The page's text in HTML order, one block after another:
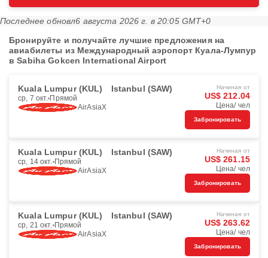
Последнее обновл6 августа 2026 г. в 20:05 GMT+0
Бронируйте и получайте лучшие предложения на
авиабилеты из Международный аэропорт Куала-Лумпур
в Sabiha Gokcen International Airport
Kuala Lumpur (KUL) Istanbul (SAW)
ср, 7 окт. Прямой
AirAsiaX
Начиная от
US$ 212.04
Цена/ чел
Забронировать
Kuala Lumpur (KUL) Istanbul (SAW)
ср, 14 окт. Прямой
AirAsiaX
Начиная от
US$ 261.15
Цена/ чел
Забронировать
Kuala Lumpur (KUL) Istanbul (SAW)
ср, 21 окт. Прямой
AirAsiaX
Начиная от
US$ 263.62
Цена/ чел
Забронировать